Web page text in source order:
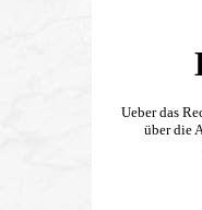
Ueber das
über die